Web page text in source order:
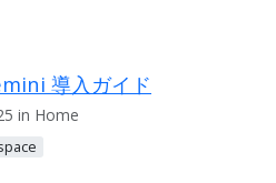
導入ガイド
in Home